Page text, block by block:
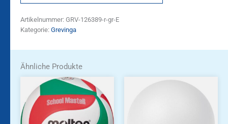
Artikelnummer: GRV-126389-r-gr-E
Kategorie: Grevinga
Ähnliche Produkte